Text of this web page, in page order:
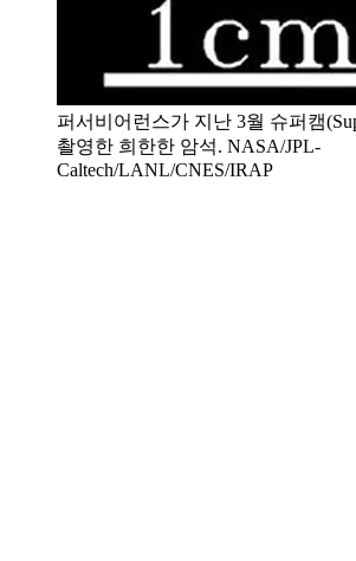
퍼서비어런스가 지난 3월 슈퍼캠
촬영한 희한한 암석. NASA/JPL-
Caltech/LANL/CNES/IRAP